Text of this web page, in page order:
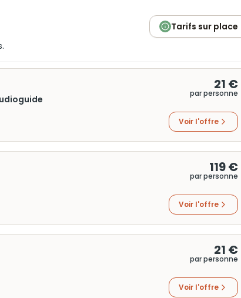
Tarifs sur place
21 €
par personne
Voir l'offre
119 €
par personne
Voir l'offre
21 €
par personne
Voir l'offre